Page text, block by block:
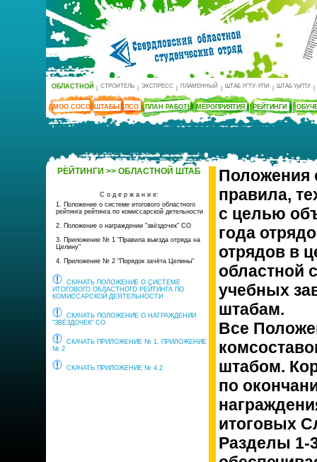
ОБЛАСТНОЙ СТРОИТЕЛЬ ЭКСПРЕСС ПЛАМЕННЫЙ ШТАБ УГТУ-УПИ ШТАБ УрГПУ
МОО СОСО ШТАБЫ ЛСО ПЛАН РАБОТЫ МЕРОПРИЯТИЯ РЕЙТИНГИ
РЕЙТИНГИ >> ОБЛАСТНОЙ ШТАБ
С о д е р ж а н и е:
1. Положение о системе итогового областного
рейтинга рейтинга по комиссарской детельности
2. Положение о награждении "звёздочек" СО
3. Приложение № 1 "Правила выезда отряда на
Целину"
4. Приложение № 2 "Порядок зачёта Целины"
СКАЧАТЬ ПОЛОЖЕНИЕ О СИСТЕМЕ
ИТОГОВОГО ОБЛАСТНОГО РЕЙТИНГА ПО
КОМИССАРСКОЙ ДЕЯТЕЛЬНОСТИ
СКАЧАТЬ ПОЛОЖЕНИЕ О НАГРАЖДЕНИИ
"ЗВЁЗДОЧЕК" СО
СКАЧАТЬ ПРИЛОЖЕНИЕ № 1, ПРИЛОЖЕНИЕ
№ 2
СКАЧАТЬ ПРИЛОЖЕНИЕ № 4.2
Положения
правила,
с целью
года
отрядов в
областной
учебных
штабам.
Все
штабом.
по
итоговых
Разделы 1-